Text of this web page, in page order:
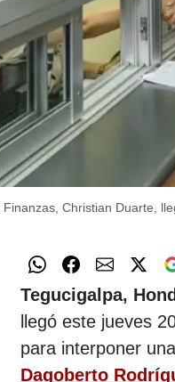
Christian Duarte,
Tegucigalpa,
llegó este jueves
para interponer
Dagoberto